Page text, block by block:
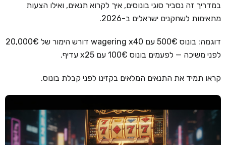
וידאו פוקר
קזינו קריפטו
טורנירי קזינו
אודות
צור קשר
במדריך זה נסביר סוגי בונוסים, איך לקרוא תנאים, ואילו הצעות
מתאימות לשחקנים ישראלים ב-2026.
דוגמה: בונוס 500€ עם wagering x40 דורש הימור של 20,000€
לפני משיכה — לפעמים בונוס 100€ עם x25 עדיף.
קראו תמיד את התנאים המלאים בקזינו לפני קבלת בונוס.